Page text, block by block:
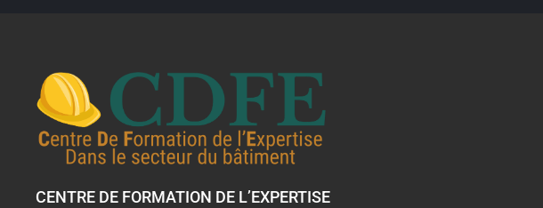
CENTRE DE FORMATION DE L’EXPERTISE